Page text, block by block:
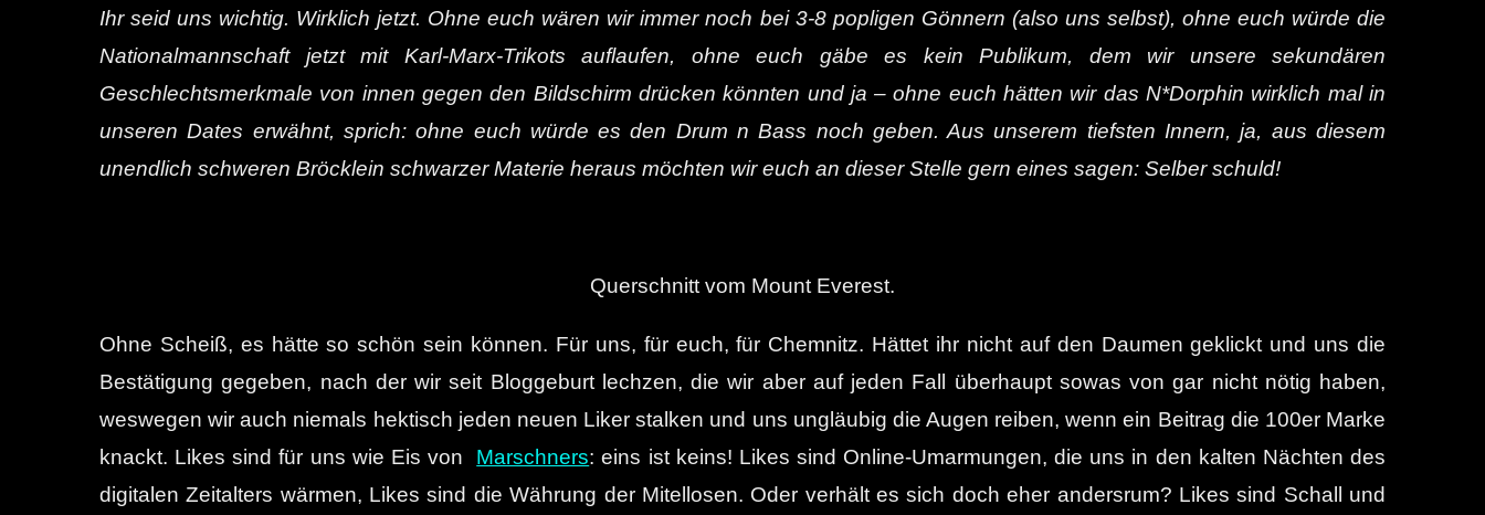
Ihr seid uns wichtig. Wirklich jetzt. Ohne euch wären wir immer noch bei 3-8 popligen Gönnern (also uns selbst), ohne euch würde die
Nationalmannschaft jetzt mit Karl-Marx-Trikots auflaufen, ohne euch gäbe es kein Publikum, dem wir unsere sekundären
Geschlechtsmerkmale von innen gegen den Bildschirm drücken könnten und ja – ohne euch hätten wir das N*Dorphin wirklich mal in
unseren Dates erwähnt, sprich: ohne euch würde es den Drum n Bass noch geben. Aus unserem tiefsten Innern, ja, aus diesem
unendlich schweren Bröcklein schwarzer Materie heraus möchten wir euch an dieser Stelle gern eines sagen: Selber schuld!
Querschnitt vom Mount Everest.
Ohne Scheiß, es hätte so schön sein können. Für uns, für euch, für Chemnitz. Hättet ihr nicht auf den Daumen geklickt und uns die
Bestätigung gegeben, nach der wir seit Bloggeburt lechzen, die wir aber auf jeden Fall überhaupt sowas von gar nicht nötig haben,
weswegen wir auch niemals hektisch jeden neuen Liker stalken und uns ungläubig die Augen reiben, wenn ein Beitrag die 100er Marke
knackt. Likes sind für uns wie Eis von Marschners: eins ist keins! Likes sind Online-Umarmungen, die uns in den kalten Nächten des
digitalen Zeitalters wärmen, Likes sind die Währung der Mitellosen. Oder verhält es sich doch eher andersrum? Likes sind Schall und